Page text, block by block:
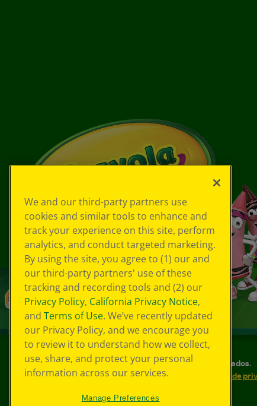
© 2026 Crayola® Todos los derechos reservados.
Sus opciones de privacidad
Política de
We and our third-party partners use
cookies and similar tools to enhance and
track your experience on this site, perform
analytics, and conduct targeted marketing.
By using the site, you agree to (1) our and
our third-party partners' use of these
tracking and recording tools and (2) our
Privacy Policy, California Privacy Notice,
and Terms of Use. We’ve recently updated
our Privacy Policy, and we encourage you
to review it to understand how we collect,
use, share, and protect your personal
information across our services.
Manage Preferences